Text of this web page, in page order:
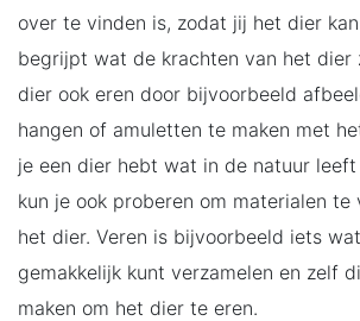
over te vinden is, zodat jij het dier
begrijpt wat de krachten van het dier
dier ook eren door bijvoorbeeld
hangen of amuletten te maken met
je een dier hebt wat in de natuur
kun je ook proberen om materialen te
het dier. Veren is bijvoorbeeld iets
gemakkelijk kunt verzamelen en zelf
maken om het dier te eren.